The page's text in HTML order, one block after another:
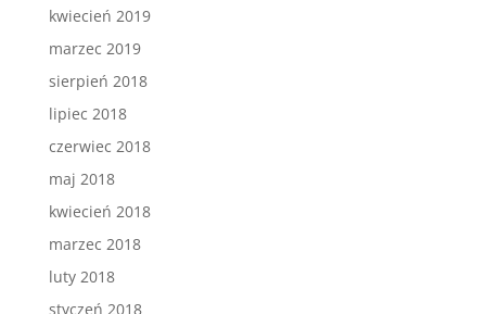
kwiecień 2019
marzec 2019
sierpień 2018
lipiec 2018
czerwiec 2018
maj 2018
kwiecień 2018
marzec 2018
luty 2018
styczeń 2018